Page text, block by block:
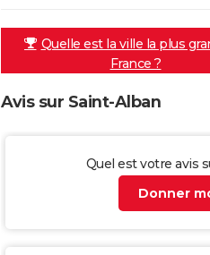
Quelle est la ville la plus
France ?
Avis sur Saint-Alban
Quel est votre avis
Donner